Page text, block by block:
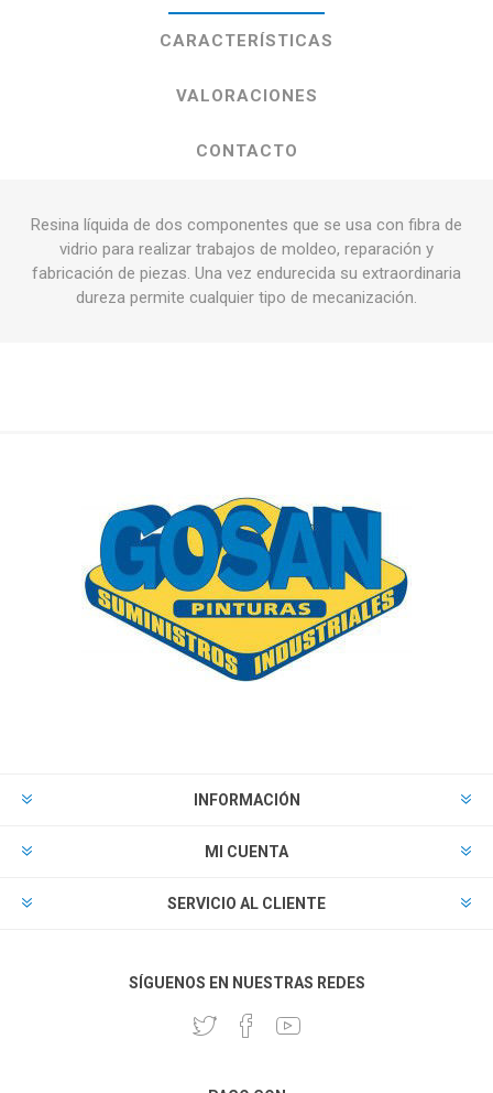
CARACTERÍSTICAS
VALORACIONES
CONTACTO
Resina líquida de dos componentes que se usa con fibra de
vidrio para realizar trabajos de moldeo, reparación y
fabricación de piezas. Una vez endurecida su extraordinaria
dureza permite cualquier tipo de mecanización.
INFORMACIÓN
MI CUENTA
SERVICIO AL CLIENTE
SÍGUENOS EN NUESTRAS REDES